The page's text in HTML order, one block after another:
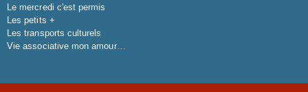
Le mercredi c'est permis
Les petits +
Les transports culturels
Vie associative mon amour…